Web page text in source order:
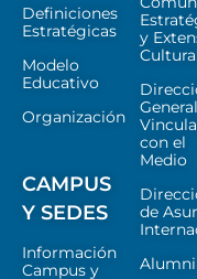
Definiciones
Estratégicas
Modelo
Educativo
Organización
CAMPUS
Y SEDES
Información
Campus y
y
con el
Medio
de
Alumni